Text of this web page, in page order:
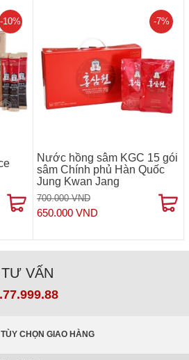
-10%
Nước hồng sâm KGC 15 gói
sâm Chính phủ Hàn Quốc
Jung Kwan Jang
700.000 VND
650.000 VND
-7%
VẤN
TÙY CHỌN GIAO HÀNG